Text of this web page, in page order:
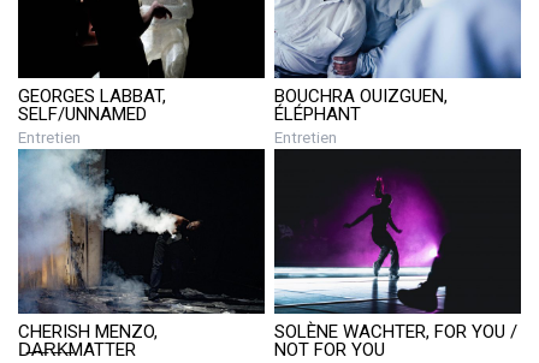
GEORGES LABBAT,
SELF/UNNAMED
Entretien
BOUCHRA OUIZGUEN,
ÉLÉPHANT
Entretien
CHERISH MENZO,
D̶A̶R̶K̶MATTER
SOLÈNE WACHTER, FOR YOU /
NOT FOR YOU